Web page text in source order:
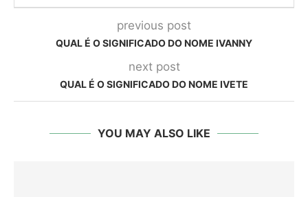
previous post
QUAL É O SIGNIFICADO DO NOME IVANNY
next post
QUAL É O SIGNIFICADO DO NOME IVETE
YOU MAY ALSO LIKE